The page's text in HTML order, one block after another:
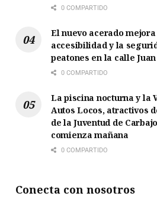
0 COMPARTIDO
El nuevo acerado
accesibilidad y la
peatones en la calle
0 COMPARTIDO
La piscina nocturna y la
Autos Locos, atractivos
de la Juventud de
comienza mañana
0 COMPARTIDO
Conecta con nosotros